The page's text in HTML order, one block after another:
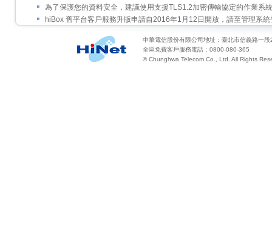
為了保護您的資料安全，建議使用支援TLS1.2加密傳輸協定的作業系統
hiBox 舊平台客戶服務升版申請自2016年1月12日開放，請至管理系
中華電信股份有限公司地址：臺北市信義路一
全區免費客戶服務電話：0800-080-365
© Chunghwa Telecom Co., Ltd. All Rights